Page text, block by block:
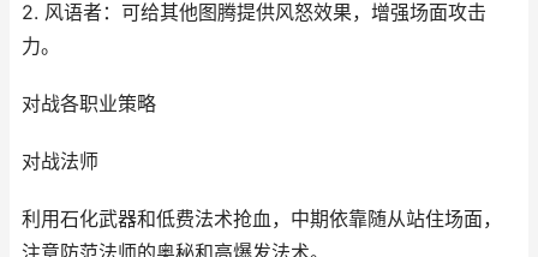
2. 风语者：可给其他图腾提供风怒效果，增强场面攻击
力。
对战各职业策略
对战法师
利用石化武器和低费法术抢血，中期依靠随从站住场面，